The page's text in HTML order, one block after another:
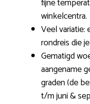
fijne
winkelcentra.
Veel
rondreis die
Gematigd
aangename
graden (de
t/m juni &